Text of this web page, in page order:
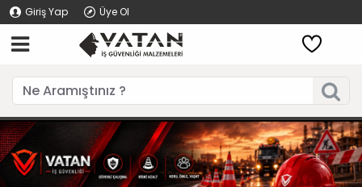
Giriş Yap Üye Ol